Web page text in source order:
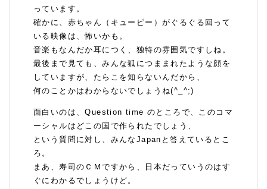
っています。
確かに、赤ちゃん（キューピー）がぐるぐる回って
いる映像は、怖いかも。
音楽もなんだか耳につく、独特の雰囲気ですしね。
最後まで見ても、みんな狐につままれたような顔を
していますが、たらこを知らないんだから、
何のことかはわからないでしょうね(^_^;)
面白いのは、Question time のところで、このコマ
ーシャルはどこの国で作られたでしょう、
という質問に対し、みんなJapanと答えているとこ
ろ。
まあ、寿司のＣＭですから、日本だっていうのはす
ぐにわかるでしょうけど。